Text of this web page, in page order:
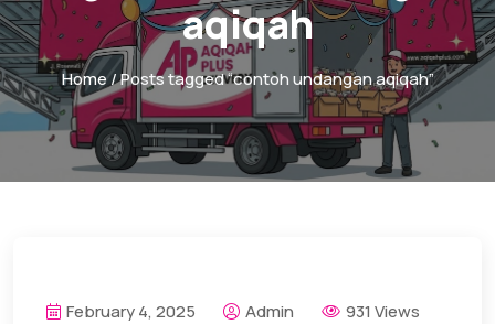
aqiqah
Home/ Posts tagged “contoh undangan aqiqah”
February 4, 2025 Admin 931 Views